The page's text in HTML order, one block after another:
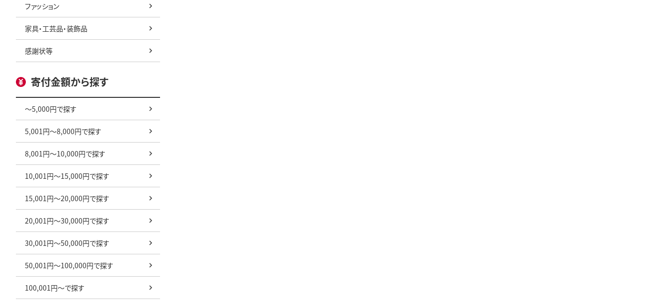
ファッション
家具・工芸品・装飾品
感謝状等
寄付金額から探す
～5,000円で探す
5,001円～8,000円で探す
8,001円～10,000円で探す
10,001円～15,000円で探す
15,001円～20,000円で探す
20,001円～30,000円で探す
30,001円～50,000円で探す
50,001円～100,000円で探す
100,001円～で探す